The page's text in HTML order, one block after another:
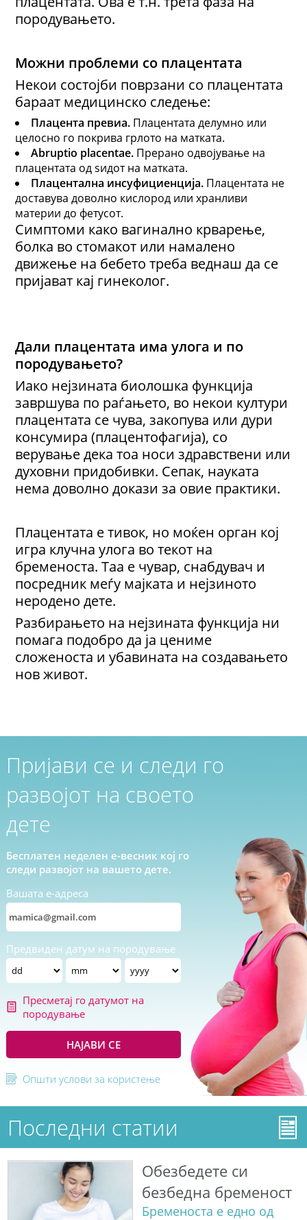
породувањето.
Можни проблеми со плацентата
Некои состојби поврзани со плацентата
бараат медицинско следење:
Плацента превиа. Плацентата делумно или
целосно го покрива грлото на матката.
Abruptio placentae. Прерано одвојување на
плацентата од ѕидот на матката.
Плацентална инсуфициенција. Плацентата не
доставува доволно кислород или хранливи
материи до фетусот.
Симптоми како вагинално крварење,
болка во стомакот или намалено
движење на бебето треба веднаш да се
пријават кај гинеколог.
Дали плацентата има улога и по
породувањето?
Иако нејзината биолошка функција
завршува по раѓањето, во некои култури
плацентата се чува, закопува или дури
консумира (плацентофагија), со
верување дека тоа носи здравствени или
духовни придобивки. Сепак, науката
нема доволно докази за овие практики.
Плацентата е тивок, но моќен орган кој
игра клучна улога во текот на
бременоста. Таа е чувар, снабдувач и
посредник меѓу мајката и нејзиното
неродено дете.
Разбирањето на нејзината функција ни
помага подобро да ја цениме
сложеноста и убавината на создавањето
нов живот.
Пријави се и следи го
развојот на своето
дете
Бесплатен неделен е-весник кој го
следи развојот на вашето дете.
Вашата е-адреса
Предвиден датум на породување
Пресметај го датумот на
породување
НАЈАВИ СЕ
Општи услови за користење
Последни статии
Обезбедете си
безбедна бременост
Бременоста е едно од